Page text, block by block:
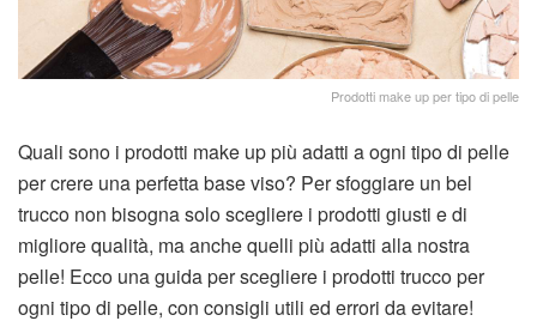
Prodotti make up per tipo di pelle
Quali sono i prodotti make up più adatti a ogni tipo di pelle
per crere una perfetta base viso? Per sfoggiare un bel
trucco non bisogna solo scegliere i prodotti giusti e di
migliore qualità, ma anche quelli più adatti alla nostra
pelle! Ecco una guida per scegliere i prodotti trucco per
ogni tipo di pelle, con consigli utili ed errori da evitare!